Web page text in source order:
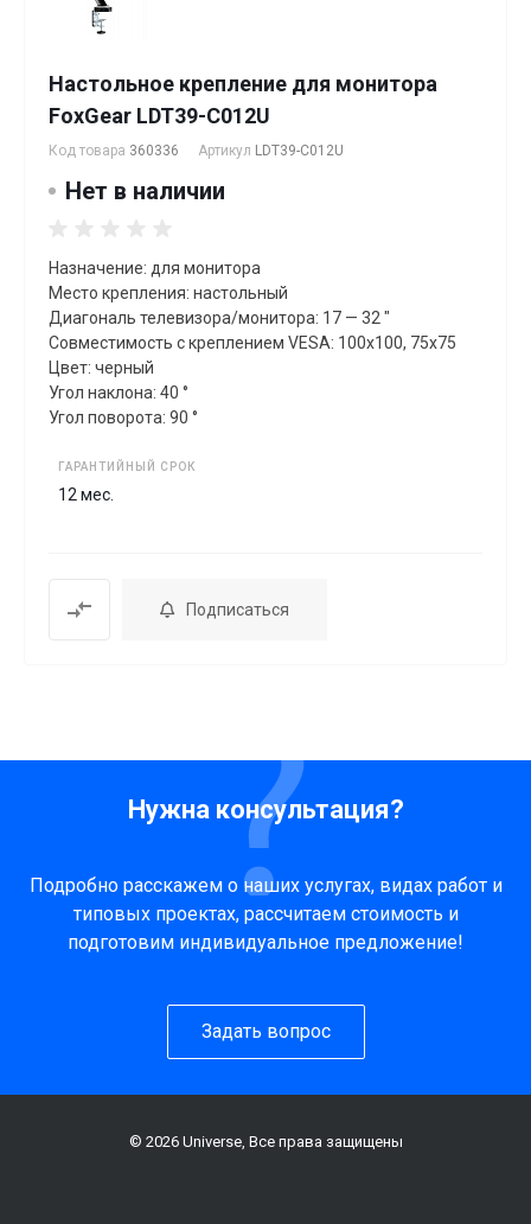
Настольное крепление для монитора
FoxGear LDT39-C012U
Код товара 360336 Артикул LDT39-C012U
Нет в наличии
Назначение: для монитора
Место крепления: настольный
Диагональ телевизора/монитора: 17 — 32 "
Совместимость с креплением VESA: 100x100, 75x75
Цвет: черный
Угол наклона: 40 °
Угол поворота: 90 °
ГАРАНТИЙНЫЙ СРОК
12 мес.
Подписаться
Нужна консультация?
Подробно расскажем о наших услугах, видах работ и
типовых проектах, рассчитаем стоимость и
подготовим индивидуальное предложение!
Задать вопрос
© 2026 Universe, Все права защищены